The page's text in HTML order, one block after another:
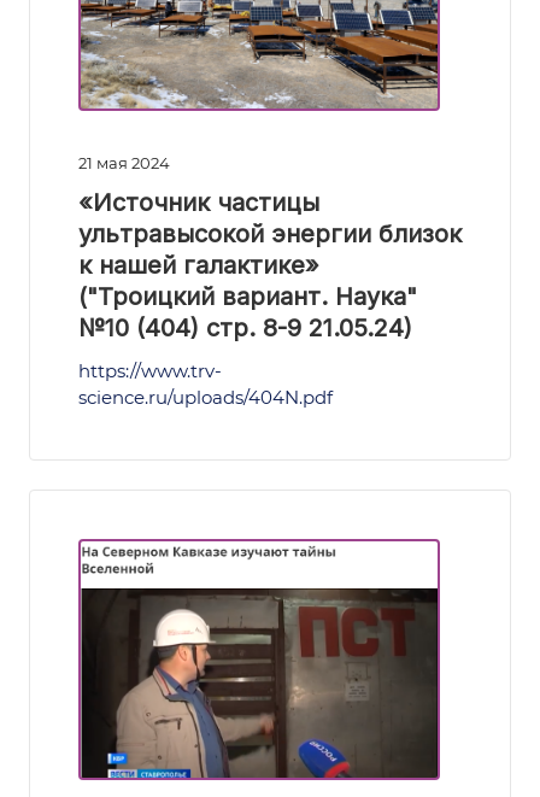
21 мая 2024
«Источник частицы
ультравысокой энергии близок
к нашей галактике»
("Троицкий вариант. Наука"
№10 (404) стр. 8-9 21.05.24)
https://www.trv-
science.ru/uploads/404N.pdf